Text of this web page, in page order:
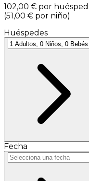
102,00 € por huésped
(51,00 € por niño)
Huéspedes
Fecha